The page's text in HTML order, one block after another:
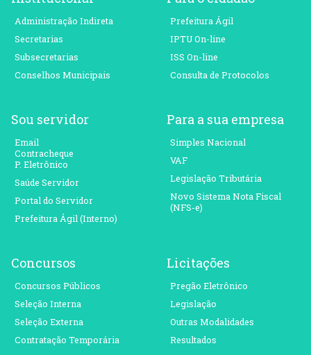
Administração Indireta
Secretarias
Subsecretarias
Conselhos Municipais
Prefeitura Ágil
IPTU On-line
ISS On-line
Consulta de Protocolos
Sou servidor
Email
Contracheque
P. Eletrônico
Saúde Servidor
Portal do Servidor
Prefeitura Ágil (Interno)
Para a sua empresa
Simples Nacional
VAF
Legislação Tributária
Novo Sistema Nota Fiscal
(NFS-e)
Concursos
Concursos Públicos
Seleção Interna
Seleção Externa
Contratação Temporária
Licitações
Pregão Eletrônico
Legislação
Outras Modalidades
Resultados